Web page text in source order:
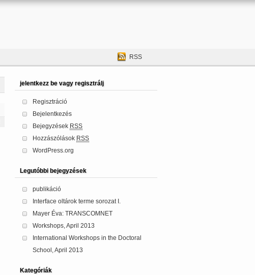
RSS
jelentkezz be vagy regisztrálj
Regisztráció
Bejelentkezés
Bejegyzések RSS
Hozzászólások RSS
WordPress.org
Legutóbbi bejegyzések
publikáció
Interface oltárok terme sorozat I.
Mayer Éva: TRANSCOMNET
Workshops, April 2013
International Workshops in the Doctoral
School, April 2013
Kategóriák